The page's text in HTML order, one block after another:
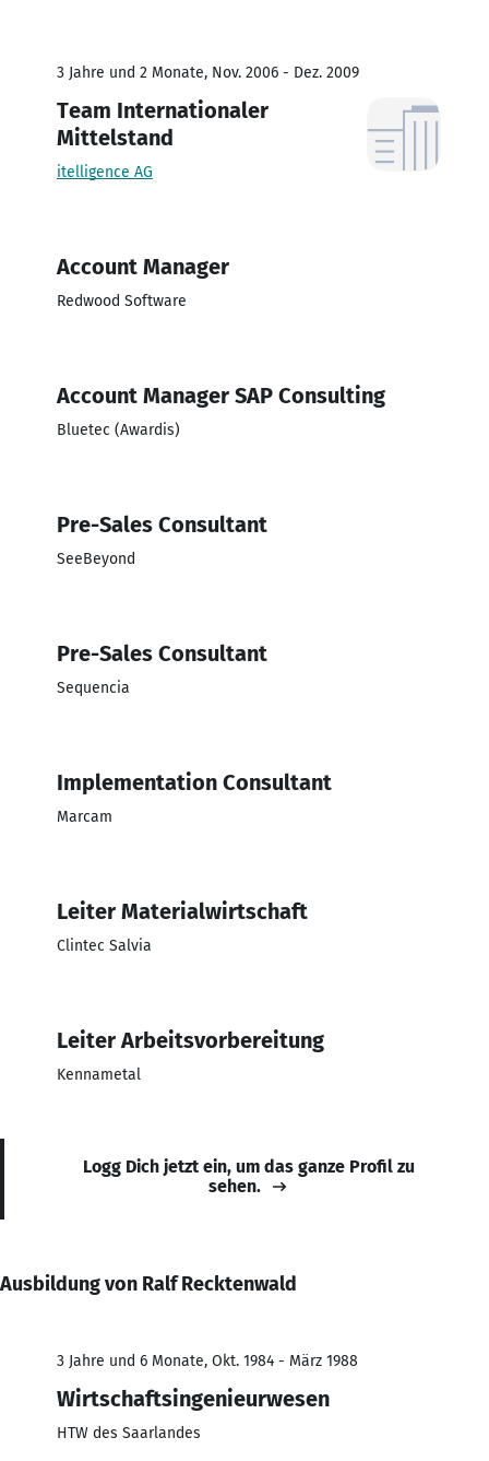
3 Jahre und 2 Monate, Nov. 2006 - Dez. 2009
Team Internationaler
Mittelstand
itelligence AG
Account Manager
Redwood Software
Account Manager SAP Consulting
Bluetec (Awardis)
Pre-Sales Consultant
SeeBeyond
Pre-Sales Consultant
Sequencia
Implementation Consultant
Marcam
Leiter Materialwirtschaft
Clintec Salvia
Leiter Arbeitsvorbereitung
Kennametal
Logg Dich jetzt ein, um das ganze Profil zu
sehen.
Ausbildung von Ralf Recktenwald
3 Jahre und 6 Monate, Okt. 1984 - März 1988
Wirtschaftsingenieurwesen
HTW des Saarlandes